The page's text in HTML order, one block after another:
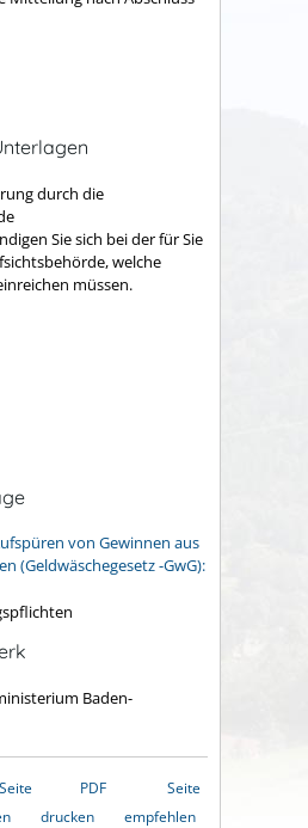
durch die
Sie sich bei der für Sie
welche
müssen.
von Gewinnen aus
(Geldwäschegesetz -GwG):
Baden-
Seite
PDF
drucken
Seite
empfehlen